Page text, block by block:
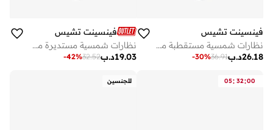
فينسينت تشيس
نظارات شمسية مستقطبة مربعة بإطار كامل للرجال والنساء
د.ب26.18
36.91
-30%
فينسينت تشيس
نظارات شمسية مستديرة مستقطبة للجنسين
د.ب19.03
32.52
-42%
05: 32:00 للجنسين